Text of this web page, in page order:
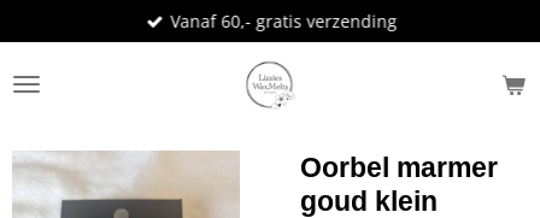
direct
naar
de
Vanaf 60,- gratis verzending
Oorbel marmer
goud klein